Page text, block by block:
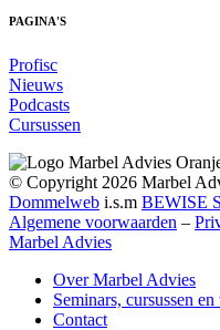
PAGINA'S
Profisc
Nieuws
Podcasts
Cursussen
© Copyright 2026 Marbel
Dommelweb i.s.m BEWISE
Algemene voorwaarden –
Marbel Advies
Over Marbel Advies
Seminars, cursussen
Contact